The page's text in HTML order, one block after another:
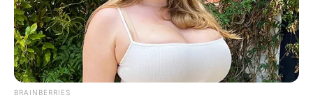
และพิเศษ!อ.ช้าง
จะมาไขดวงสำหรับปีหน้า ตามราศีเกิด
ทั้ง 12 ราศี พร้อมเผยเลขดีส่งเสริมชีวิตในด้านต่างๆ ปี
หน้าราศีไหนจะเป็นยังไง ตัวเลขไหนบ้างจะส่งเสริมชีวิต
ของคุณ มาเช็คดูกันเลย
BRAINBERRIES